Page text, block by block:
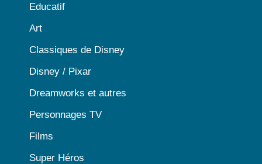
Educatif
Art
Classiques de Disney
Disney / Pixar
Dreamworks et autres
Personnages TV
Films
Super Héros